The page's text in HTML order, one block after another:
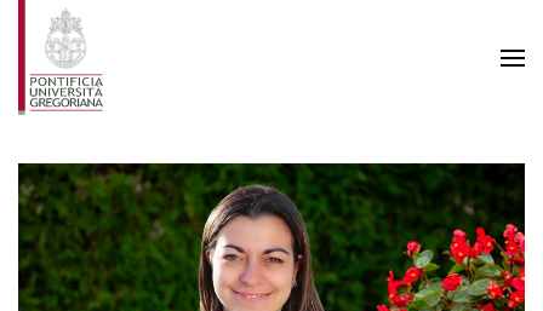
Skip to main content